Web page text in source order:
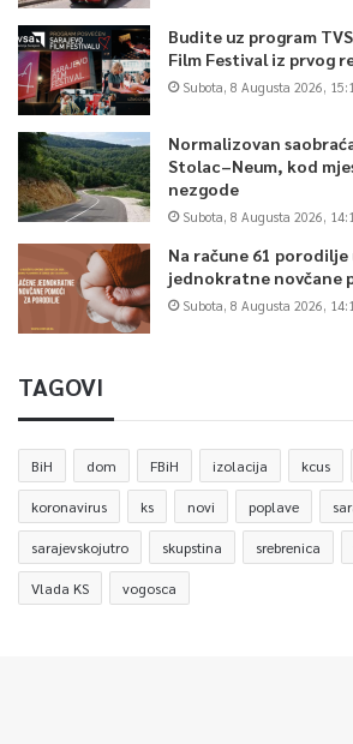
Budite uz program
Film Festival iz prvog
Subota, 8 Augusta 2026,
Normalizovan
Stolac–Neum, kod
nezgode
Subota, 8 Augusta 2026,
Na račune 61 porodilje
jednokratne novčane
Subota, 8 Augusta 2026,
TAGOVI
BiH dom FBiH izolacija kcus
koronavirus ks novi poplave
sarajevskojutro skupstina srebrenica
Vlada KS vogosca